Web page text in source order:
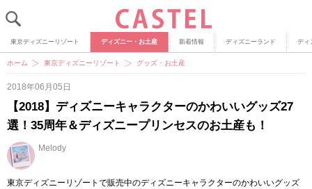
東京ディズニーリゾート ディズニー・お土産 新着情報 ディズニーランド ディ
ホーム 東京ディズニーリゾート グッズ・お土産
2018年06月05日
【2018】ディズニーキャラクターのかわいいグッズ27
選！35周年＆ディズニープリンセスのお土産も！
Melody
東京ディズニーリゾートで販売中のディズニーキャラクターのかわいいグッズ